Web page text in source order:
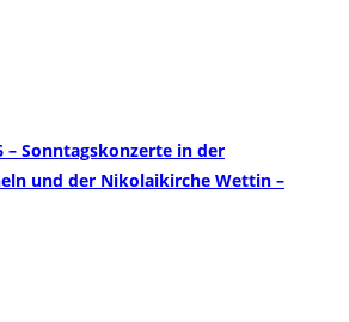
– Sonntagskonzerte in der
und der Nikolaikirche Wettin –